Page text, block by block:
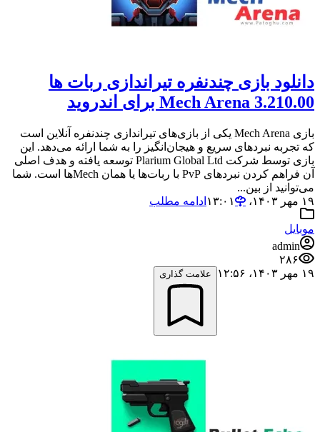
دانلود بازی چندنفره تیراندازی ربات ها
Mech Arena 3.210.00 برای اندروید
بازی Mech Arena یکی از بازی‌های تیراندازی چندنفره آنلاین است
که تجربه نبردهای سریع و هیجان‌انگیز را به شما ارائه می‌دهد. این
بازی توسط شرکت Plarium Global Ltd توسعه یافته و هدف اصلی
آن فراهم کردن نبردهای PvP با ربات‌ها یا همان Mechها است. شما
می‌توانید از بین...
۱۹ مهر ۱۴۰۳،‏ ۱۳:۰۱
ادامه مطلب
موبایل
admin
۲۸۶
۱۹ مهر ۱۴۰۳،‏ ۱۲:۵۶
علامت گذاری